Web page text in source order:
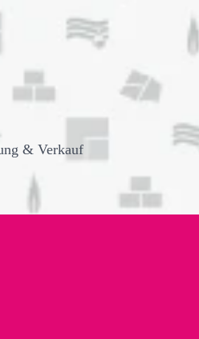
& Verkauf